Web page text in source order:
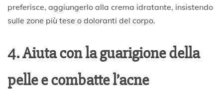
preferisce, aggiungerlo alla crema idratante, insistendo
sulle zone più tese o doloranti del corpo.
4. Aiuta con la guarigione della
pelle e combatte l’acne